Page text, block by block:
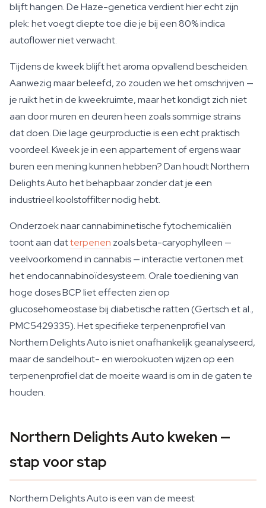
blijft hangen. De Haze-genetica verdient hier echt zijn
plek: het voegt diepte toe die je bij een 80% indica
autoflower niet verwacht.
Tijdens de kweek blijft het aroma opvallend bescheiden.
Aanwezig maar beleefd, zo zouden we het omschrijven —
je ruikt het in de kweekruimte, maar het kondigt zich niet
aan door muren en deuren heen zoals sommige strains
dat doen. Die lage geurproductie is een echt praktisch
voordeel. Kweek je in een appartement of ergens waar
buren een mening kunnen hebben? Dan houdt Northern
Delights Auto het behapbaar zonder dat je een
industrieel koolstoffilter nodig hebt.
Onderzoek naar cannabiminetische fytochemicaliën
toont aan datterpenen zoals beta-caryophylleen —
veelvoorkomend in cannabis — interactie vertonen met
het endocannabinoïdesysteem. Orale toediening van
hoge doses BCP liet effecten zien op
glucosehomeostase bij diabetische ratten (Gertsch et al.,
PMC5429335). Het specifieke terpenenprofiel van
Northern Delights Auto is niet onafhankelijk geanalyseerd,
maar de sandelhout- en wierookuoten wijzen op een
terpenenprofiel dat de moeite waard is om in de gaten te
houden.
Northern Delights Auto kweken —
stap voor stap
Northern Delights Auto is een van de meest